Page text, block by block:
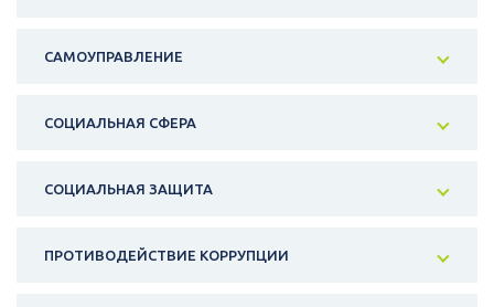
САМОУПРАВЛЕНИЕ
СОЦИАЛЬНАЯ СФЕРА
СОЦИАЛЬНАЯ ЗАЩИТА
ПРОТИВОДЕЙСТВИЕ КОРРУПЦИИ